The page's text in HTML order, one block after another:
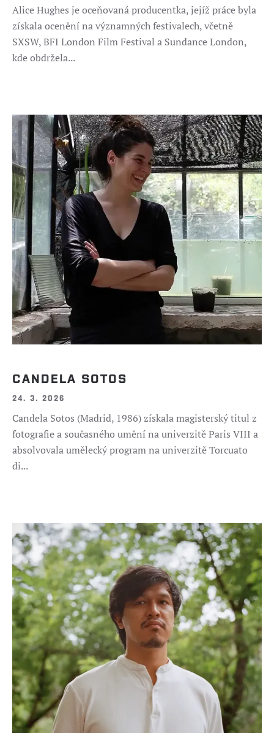
Alice Hughes je oceňovaná producentka, jejíž práce byla
získala ocenění na významných festivalech, včetně
SXSW, BFI London Film Festival a Sundance London,
kde obdržela...
CANDELA SOTOS
24. 3. 2026
Candela Sotos (Madrid, 1986) získala magisterský titul z
fotografie a současného umění na univerzitě Paris VIII a
absolvovala umělecký program na univerzitě Torcuato
di...